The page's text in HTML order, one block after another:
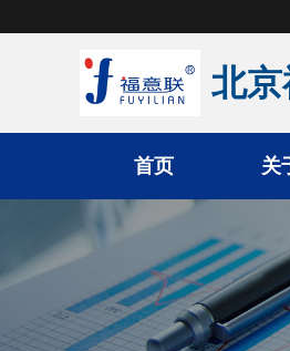
北京
首页 关
手术室恒温箱
医用液体加温柜